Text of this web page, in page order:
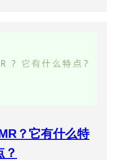
？它有什么特
？